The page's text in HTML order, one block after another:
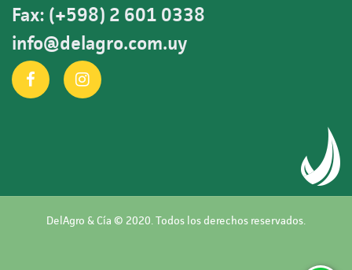
Fax: (+598) 2 601 0338
info@delagro.com.uy
DelAgro & Cía © 2020. Todos los derechos reservados.